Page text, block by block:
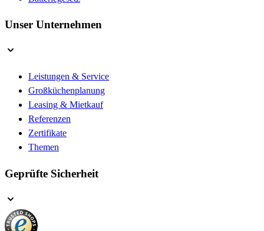
Unser Unternehmen
Leistungen & Service
Großküchenplanung
Leasing & Mietkauf
Referenzen
Zertifikate
Themen
Geprüfte Sicherheit